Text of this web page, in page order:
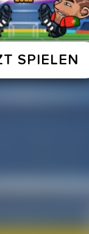
SPIELEN